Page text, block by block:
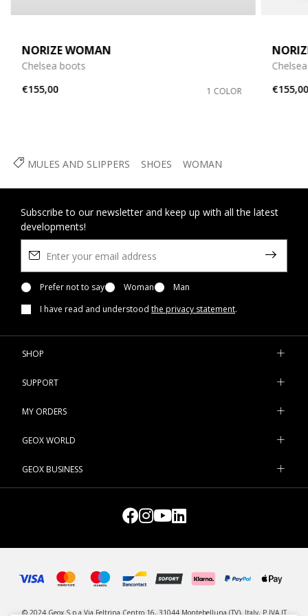
MULES AND SLIPPERS SHOES WOMAN
NORIZE WOMAN
Chelsea boots
€155,00
1 COLOR
€155,00
Subscribe to our newsletter and keep up with all the latest
developments!
Prefer not to say Woman
Man
I have read and understood the privacy statement.
SHOP
SUPPORT
MY ORDERS
GEOX WORLD
GEOX BUSINESS
© 2024 Geox S.p.a Via Feltrina Centro 16, 31044 Montebelluna (TV), Italy, P.IVA IT